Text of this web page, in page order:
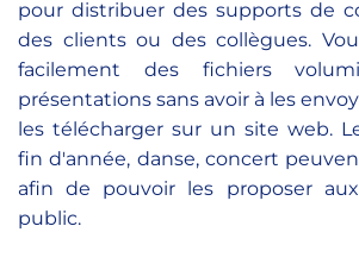
pour distribuer des supports de
des clients ou des collègues.
facilement des fichiers
présentations sans avoir à les
les télécharger sur un site web.
fin d'année, danse, concert
afin de pouvoir les proposer
public.